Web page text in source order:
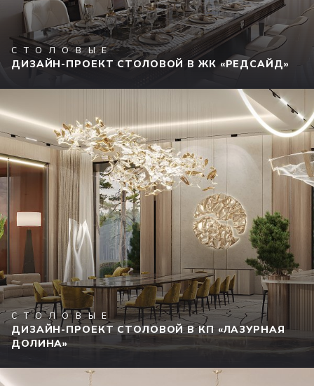
СТОЛОВЫЕ
ДИЗАЙН-ПРОЕКТ СТОЛОВОЙ В ЖК «РЕДСАЙД»
СТОЛОВЫЕ
ДИЗАЙН-ПРОЕКТ СТОЛОВОЙ В КП «ЛАЗУРНАЯ
ДОЛИНА»